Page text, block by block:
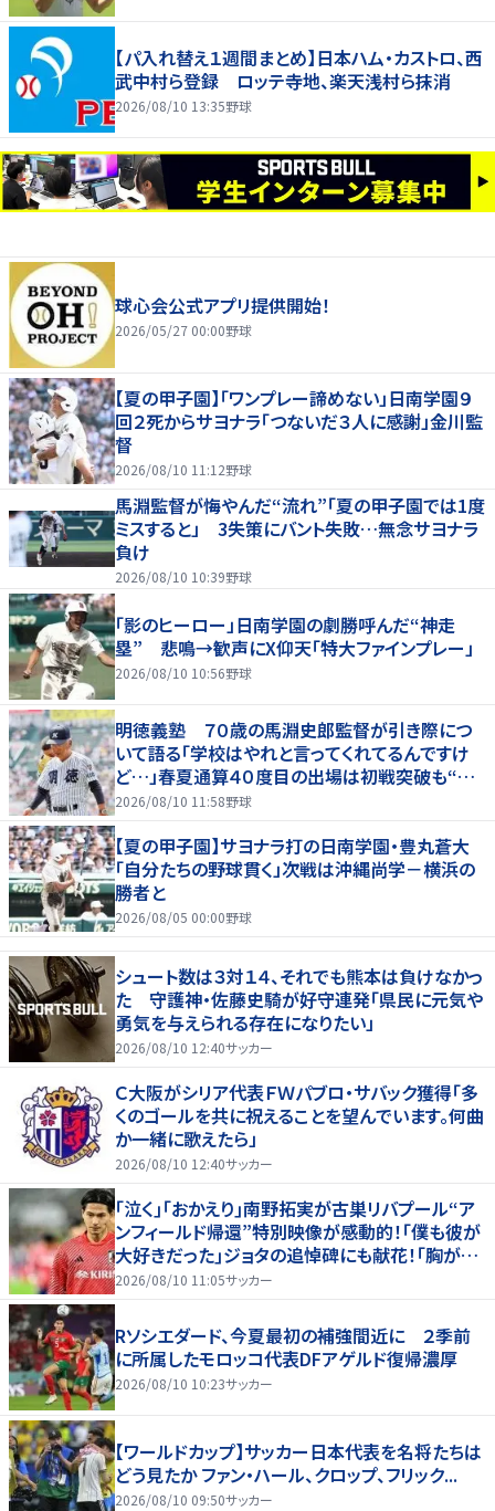
【パ入れ替え１週間まとめ】日本ハム・カストロ、西
武中村ら登録 ロッテ寺地、楽天浅村ら抹消
2026/08/10 13:35野球
球心会公式アプリ提供開始！
2026/05/27 00:00野球
【夏の甲子園】「ワンプレー諦めない」日南学園９
回２死からサヨナラ「つないだ３人に感謝」金川監
督
2026/08/10 11:12野球
馬淵監督が悔やんだ“流れ”「夏の甲子園では1度
ミスすると」 3失策にバント失敗…無念サヨナラ
負け
2026/08/10 10:39野球
「影のヒーロー」日南学園の劇勝呼んだ“神走
塁” 悲鳴→歓声にX仰天「特大ファインプレー」
2026/08/10 10:56野球
明徳義塾 ７０歳の馬淵史郎監督が引き際につ
いて語る「学校はやれと言ってくれてるんですけ
ど…」春夏通算４０度目の出場は初戦突破も“馬
淵節”炸裂
2026/08/10 11:58野球
【夏の甲子園】サヨナラ打の日南学園・豊丸蒼大
「自分たちの野球貫く」次戦は沖縄尚学－横浜の
勝者と
2026/08/05 00:00野球
シュート数は３対１４、それでも熊本は負けなかっ
た 守護神・佐藤史騎が好守連発「県民に元気や
勇気を与えられる存在になりたい」
2026/08/10 12:40サッカー
Ｃ大阪がシリア代表ＦＷパブロ・サバック獲得「多
くのゴールを共に祝えることを望んでいます。何曲
か一緒に歌えたら」
2026/08/10 12:40サッカー
｢泣く｣｢おかえり｣南野拓実が古巣リバプール“ア
ンフィールド帰還”特別映像が感動的！｢僕も彼が
大好きだった｣ジョタの追悼碑にも献花！｢胸が熱
くなります…｣
2026/08/10 11:05サッカー
Rソシエダード、今夏最初の補強間近に ２季前
に所属したモロッコ代表DFアゲルド復帰濃厚
2026/08/10 10:23サッカー
【ワールドカップ】サッカー日本代表を名将たちは
どう見たか ファン・ハール、クロップ、フリック...
2026/08/10 09:50サッカー